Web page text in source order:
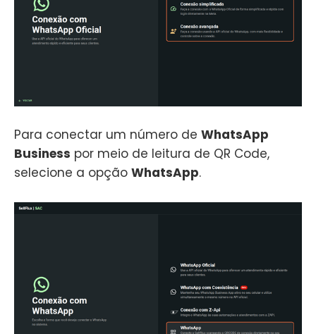
Para conectar um número de WhatsApp
Business por meio de leitura de QR Code,
selecione a opção WhatsApp.